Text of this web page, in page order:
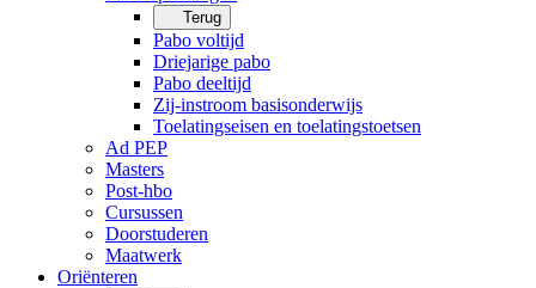
Terug
Pabo voltijd
Driejarige pabo
Pabo deeltijd
Zij-instroom basisonderwijs
Toelatingseisen en toelatingstoetsen
Ad PEP
Masters
Post-hbo
Cursussen
Doorstuderen
Maatwerk
Oriënteren